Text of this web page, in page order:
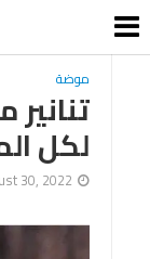
موضة
لكل
30, 2022